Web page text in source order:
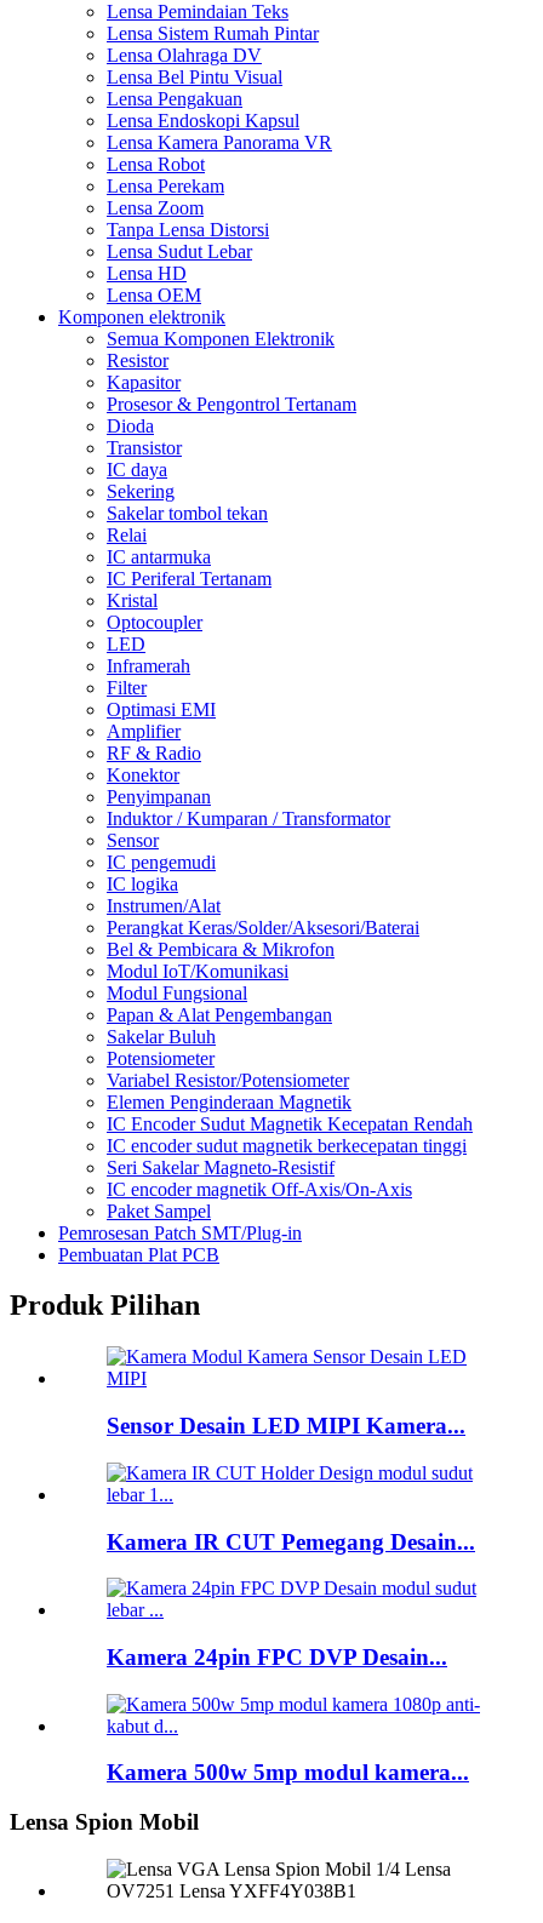
Lensa Pemindaian Teks
Lensa Sistem Rumah Pintar
Lensa Olahraga DV
Lensa Bel Pintu Visual
Lensa Pengakuan
Lensa Endoskopi Kapsul
Lensa Kamera Panorama VR
Lensa Robot
Lensa Perekam
Lensa Zoom
Tanpa Lensa Distorsi
Lensa Sudut Lebar
Lensa HD
Lensa OEM
Komponen elektronik
Semua Komponen Elektronik
Resistor
Kapasitor
Prosesor & Pengontrol Tertanam
Dioda
Transistor
IC daya
Sekering
Sakelar tombol tekan
Relai
IC antarmuka
IC Periferal Tertanam
Kristal
Optocoupler
LED
Inframerah
Filter
Optimasi EMI
Amplifier
RF & Radio
Konektor
Penyimpanan
Induktor / Kumparan / Transformator
Sensor
IC pengemudi
IC logika
Instrumen/Alat
Perangkat Keras/Solder/Aksesori/Baterai
Bel & Pembicara & Mikrofon
Modul IoT/Komunikasi
Modul Fungsional
Papan & Alat Pengembangan
Sakelar Buluh
Potensiometer
Variabel Resistor/Potensiometer
Elemen Penginderaan Magnetik
IC Encoder Sudut Magnetik Kecepatan Rendah
IC encoder sudut magnetik berkecepatan tinggi
Seri Sakelar Magneto-Resistif
IC encoder magnetik Off-Axis/On-Axis
Paket Sampel
Pemrosesan Patch SMT/Plug-in
Pembuatan Plat PCB
Produk Pilihan
Sensor Desain LED MIPI Kamera...
Kamera IR CUT Pemegang Desain...
Kamera 24pin FPC DVP Desain...
Kamera 500w 5mp modul kamera...
Lensa Spion Mobil